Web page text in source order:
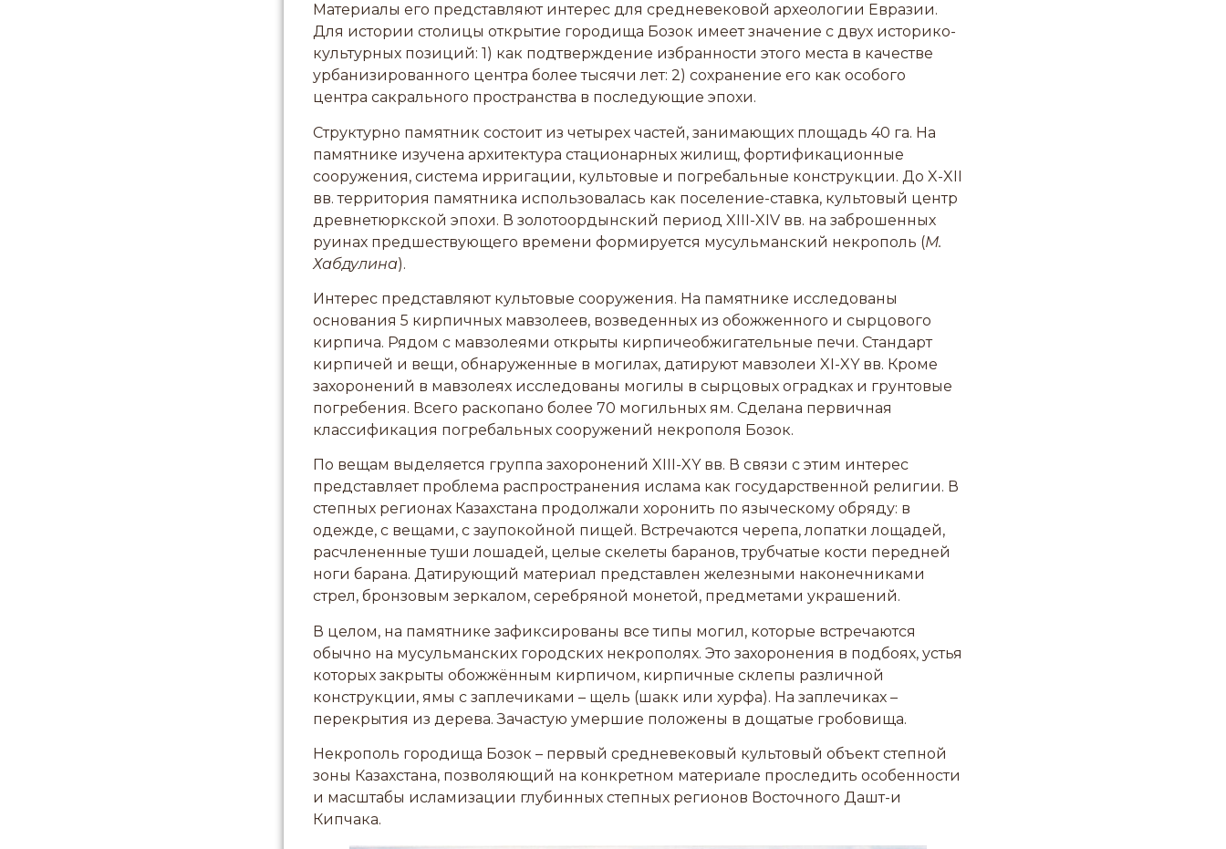
Материалы его представляют интерес для средневековой археологии Евразии.
Для истории столицы открытие городища Бозок имеет значение с двух историко-
культурных позиций: 1) как подтверждение избранности этого места в качестве
урбанизированного центра более тысячи лет: 2) сохранение его как особого
центра сакрального пространства в последующие эпохи.
Структурно памятник состоит из четырех частей, занимающих площадь 40 га. На
памятнике изучена архитектура стационарных жилищ, фортификационные
сооружения, система ирригации, культовые и погребальные конструкции. До X-XII
вв. территория памятника использовалась как поселение-ставка, культовый центр
древнетюркской эпохи. В золотоордынский период XIII-XIV вв. на заброшенных
руинах предшествующего времени формируется мусульманский некрополь (М.
Хабдулина).
Интерес представляют культовые сооружения. На памятнике исследованы
основания 5 кирпичных мавзолеев, возведенных из обожженного и сырцового
кирпича. Рядом с мавзолеями открыты кирпичеобжигательные печи. Стандарт
кирпичей и вещи, обнаруженные в могилах, датируют мавзолеи XI-XY вв. Кроме
захоронений в мавзолеях исследованы могилы в сырцовых оградках и грунтовые
погребения. Всего раскопано более 70 могильных ям. Сделана первичная
классификация погребальных сооружений некрополя Бозок.
По вещам выделяется группа захоронений XIII-XY вв. В связи с этим интерес
представляет проблема распространения ислама как государственной религии. В
степных регионах Казахстана продолжали хоронить по языческому обряду: в
одежде, с вещами, с заупокойной пищей. Встречаются черепа, лопатки лощадей,
расчлененные туши лошадей, целые скелеты баранов, трубчатые кости передней
ноги барана. Датирующий материал представлен железными наконечниками
стрел, бронзовым зеркалом, серебряной монетой, предметами украшений.
В целом, на памятнике зафиксированы все типы могил, которые встречаются
обычно на мусульманских городских некрополях. Это захоронения в подбоях, устья
которых закрыты обожжённым кирпичом, кирпичные склепы различной
конструкции, ямы с заплечиками – щель (шакк или хурфа). На заплечиках –
перекрытия из дерева. Зачастую умершие положены в дощатые гробовища.
Некрополь городища Бозок – первый средневековый культовый объект степной
зоны Казахстана, позволяющий на конкретном материале проследить особенности
и масштабы исламизации глубинных степных регионов Восточного Дашт-и
Кипчака.